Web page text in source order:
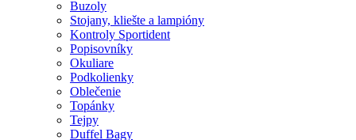
Buzoly
Stojany, kliešte a lampióny
Kontroly Sportident
Popisovníky
Okuliare
Podkolienky
Oblečenie
Topánky
Tejpy
Duffel Bagy